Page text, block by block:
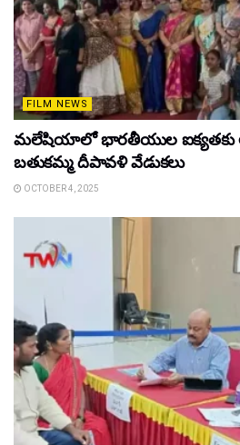
FILM NEWS
మలేషియాలో భారతీయుల ఐక్యతకు
బతుకమ్మ దీపావళి వేడుకలు
OCTOBER 4, 2025